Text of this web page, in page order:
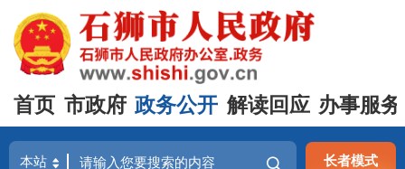
首页 市政府 政务公开 解读回应 办事服务
长者模式